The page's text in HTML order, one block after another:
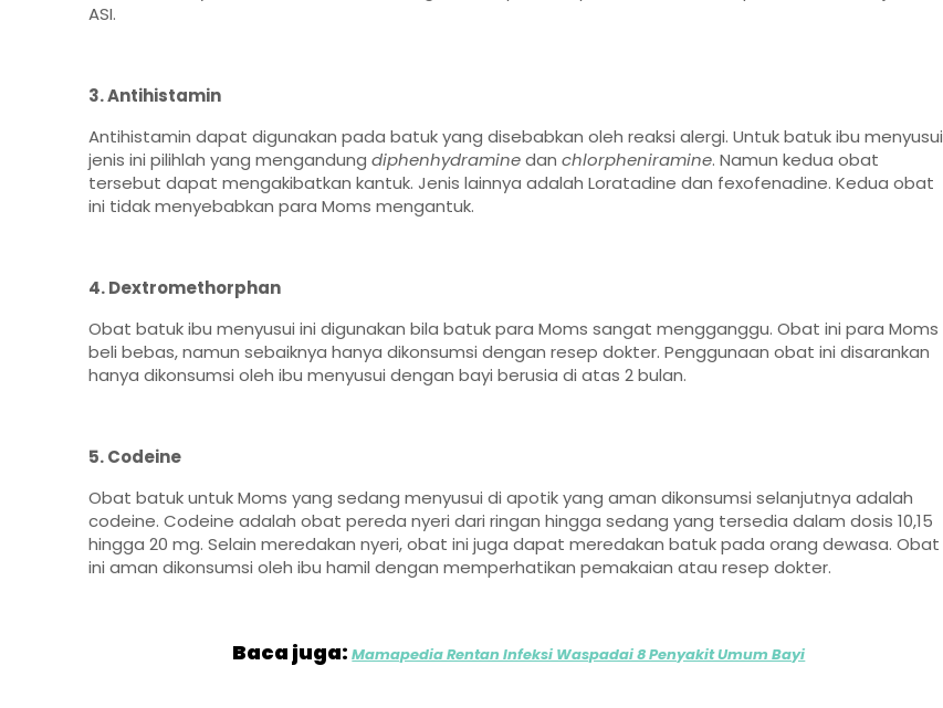
ASI.
3. Antihistamin
Antihistamin dapat digunakan pada batuk yang disebabkan oleh reaksi alergi. Untuk batuk ibu menyusui
jenis ini pilihlah yang mengandung diphenhydraminedan chlorpheniramine. Namun kedua obat
tersebut dapat mengakibatkan kantuk. Jenis lainnya adalah Loratadine dan fexofenadine. Kedua obat
ini tidak menyebabkan para Moms mengantuk.
4. Dextromethorphan
Obat batuk ibu menyusui ini digunakan bila batuk para Moms sangat mengganggu. Obat ini para Moms
beli bebas, namun sebaiknya hanya dikonsumsi dengan resep dokter. Penggunaan obat ini disarankan
hanya dikonsumsi oleh ibu menyusui dengan bayi berusia di atas 2 bulan.
5. Codeine
Obat batuk untuk Moms yang sedang menyusui di apotik yang aman dikonsumsi selanjutnya adalah
codeine. Codeine adalah obat pereda nyeri dari ringan hingga sedang yang tersedia dalam dosis 10,15
hingga 20 mg. Selain meredakan nyeri, obat ini juga dapat meredakan batuk pada orang dewasa. Obat
ini aman dikonsumsi oleh ibu hamil dengan memperhatikan pemakaian atau resep dokter.
Baca juga:Mamapedia Rentan Infeksi Waspadai 8 Penyakit Umum Bayi